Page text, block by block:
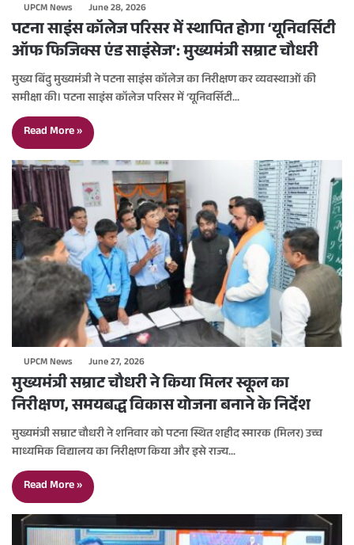
UPCM News June 28, 2026
पटना साइंस कॉलेज परिसर में स्थापित होगा ‘यूनिवर्सिटी
ऑफ फिजिक्स एंड साइंसेज’: मुख्यमंत्री सम्राट चौधरी
मुख्य बिंदु मुख्यमंत्री ने पटना साइंस कॉलेज का निरीक्षण कर व्यवस्थाओं की
समीक्षा की। पटना साइंस कॉलेज परिसर में ‘यूनिवर्सिटी…
Read More »
UPCM News June 27, 2026
मुख्यमंत्री सम्राट चौधरी ने किया मिलर स्कूल का
निरीक्षण, समयबद्ध विकास योजना बनाने के निर्देश
मुख्यमंत्री सम्राट चौधरी ने शनिवार को पटना स्थित शहीद स्मारक (मिलर) उच्च
माध्यमिक विद्यालय का निरीक्षण किया और इसे राज्य…
Read More »